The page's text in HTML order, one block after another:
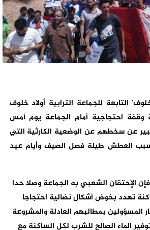
التابعة للجماعة الترابية أولاد خلوف
وقفة احتجاجية أمام الجماعة يوم أمس
عن سخطهم عن الوضعية الكارثية التي
العطش طيلة فصل الصيف وأيام عيد
الإحتقان الشعبي به الجماعة وصلا حدا
تهدد بخوض أشكال نضالية احتجاجا
المسؤولين بمطالبهم العادلة والمشروعة
الماء الصالح للشرب لكل الساكنة مع